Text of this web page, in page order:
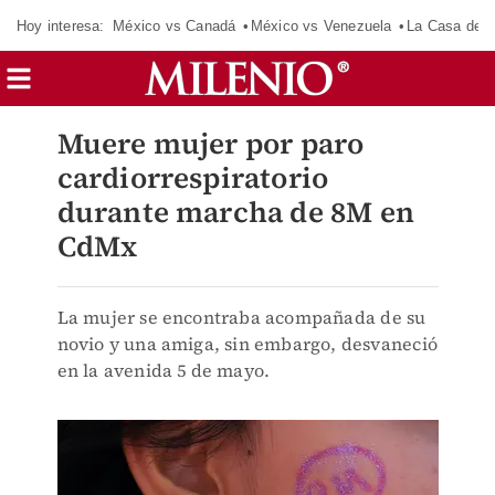
Hoy interesa: México vs Canadá México vs Venezuela La Casa de
Muere mujer por paro
cardiorrespiratorio
durante marcha de 8M en
CdMx
La mujer se encontraba acompañada de su
novio y una amiga, sin embargo, desvaneció
en la avenida 5 de mayo.